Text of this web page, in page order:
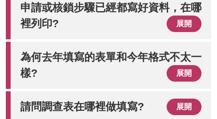
申請或核鎖步驟已經都寫好資料，在哪
裡列印?
展開
為何去年填寫的表單和今年格式不太一
樣?
展開
請問調查表在哪裡做填寫? 展開